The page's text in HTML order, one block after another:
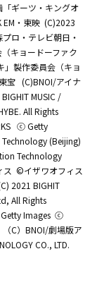
ギーツ・キングオ
EM・東映 (C)2023
ロ・テレビ朝日・
キョードーファク
」製作委員会（キョ
宝 (C)BNOI/アイナ
MUSIC /
All Rights
ⓒ Getty
(Beijing)
Technology
ス ©イザワオフィス
2021 BIGHIT
All Rights
Images ⓒ
（C）BNOI/劇場版ア
CO., LTD.